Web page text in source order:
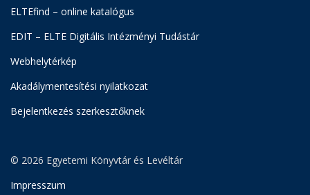
ELTEfind – online katalógus
EDIT – ELTE Digitális Intézményi Tudástár
Webhelytérkép
Akadálymentesítési nyilatkozat
Bejelentkezés szerkesztőknek
© 2026 Egyetemi Könyvtár és Levéltár
Impresszum